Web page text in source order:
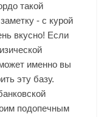
такой
- с курой
вкусно! Если
именно вы
эту базу.
подопечным